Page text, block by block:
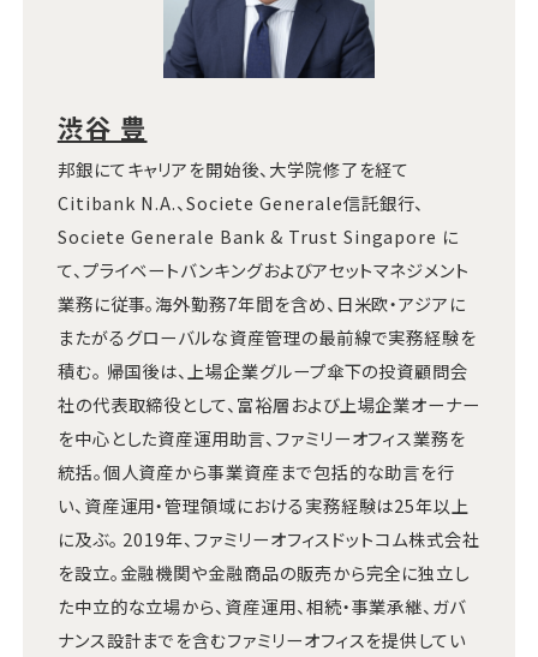
渋谷 豊
邦銀にてキャリアを開始後、大学院修了を経て
Citibank N.A.、Societe Generale信託銀行、
Societe Generale Bank & Trust Singapore に
て、プライベートバンキングおよびアセットマネジメント
業務に従事。海外勤務7年間を含め、日米欧・アジアに
またがるグローバルな資産管理の最前線で実務経験を
積む。 帰国後は、上場企業グループ傘下の投資顧問会
社の代表取締役として、富裕層および上場企業オーナー
を中心とした資産運用助言、ファミリーオフィス業務を
統括。個人資産から事業資産まで包括的な助言を行
い、資産運用・管理領域における実務経験は25年以上
に及ぶ。 2019年、ファミリーオフィスドットコム株式会社
を設立。金融機関や金融商品の販売から完全に独立し
た中立的な立場から、資産運用、相続・事業承継、ガバ
ナンス設計までを含むファミリーオフィスを提供してい